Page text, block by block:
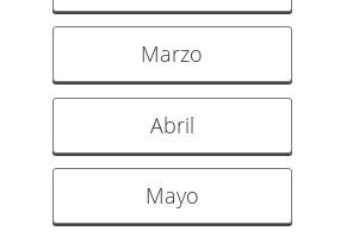
Marzo
Abril
Mayo